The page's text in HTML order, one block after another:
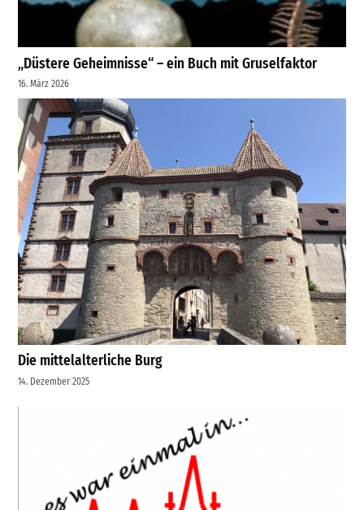
„Düstere Geheimnisse“ – ein Buch mit Gruselfaktor
16. März 2026
Die mittelalterliche Burg
14. Dezember 2025